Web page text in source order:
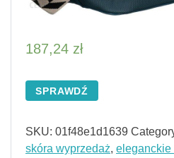
187,24 zł
SPRAWDŹ
SKU: 01f48e1d1639
skóra wyprzedaż, eleganckie